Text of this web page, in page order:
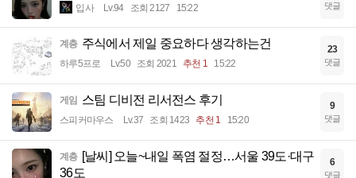
입사 Lv.94 조회 2127 15:22 댓글
계층 주식에서 제일 중요하다 생각하는건
하루5프로 Lv.50 조회 2021 추천 1 15:22
23
댓글
게임 스팀 디비전 리서전스 후기
스피커마우스 Lv.37 조회 1423 추천 1 15:20
9
댓글
계층 [날씨] 오늘~내일 폭염 절정…서울 39도·대구
36도
6
댓글